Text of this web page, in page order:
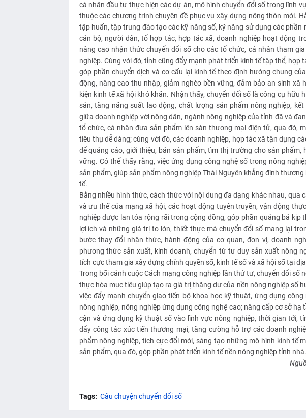
cá nhân đầu tư thực hiện các dự án, mô hình chuyển đổi số trong lĩnh
thuộc các chương trình chuyên đề phục vụ xây dựng nông thôn mới.
tập huấn, tập trung đào tạo các kỹ năng số, kỹ năng sử dụng các
cán bộ, người dân, tổ hợp tác, hợp tác xã, doanh nghiệp hoạt động
nâng cao nhận thức chuyển đổi số cho các tổ chức, cá nhân tham
nghiệp. Cùng với đó, tỉnh cũng đẩy mạnh phát triển kinh tế tập thể, hợp
góp phần chuyển dịch và cơ cấu lại kinh tế theo định hướng chung
động, nâng cao thu nhập, giảm nghèo bền vững, đảm bảo an sinh xã
kiện kinh tế xã hội khó khăn. Nhận thấy, chuyển đổi số là công cụ hữu
sản, tăng năng suất lao động, chất lượng sản phẩm nông nghiệp,
giữa doanh nghiệp với nông dân, ngành nông nghiệp của tỉnh đã và
tổ chức, cá nhân đưa sản phẩm lên sàn thương mại điện tử, qua đó,
tiêu thụ dễ dàng; cùng với đó, các doanh nghiệp, hợp tác xã tận dụng
để quảng cáo, giới thiệu, bán sản phẩm, tìm thị trường cho sản phẩm,
vững. Có thể thấy rằng, việc ứng dụng công nghệ số trong nông
sản phẩm, giúp sản phẩm nông nghiệp Thái Nguyên khẳng định
tế.
Bằng nhiều hình thức, cách thức với nội dung đa dạng khác nhau, qua
và ưu thế của mạng xã hội, các hoạt động tuyên truyền, vận động
nghiệp được lan tỏa rộng rãi trong cộng đồng, góp phần quảng bá kịp
lợi ích và những giá trị to lớn, thiết thực mà chuyển đổi số mang lại
bước thay đổi nhận thức, hành động của cơ quan, đơn vị, doanh
phương thức sản xuất, kinh doanh, chuyển từ tư duy sản xuất nông
tích cực tham gia xây dựng chính quyền số, kinh tế số và xã hội số tại
Trong bối cảnh cuộc Cách mạng công nghiệp lần thứ tư, chuyển đổi số
thực hóa mục tiêu giúp tạo ra giá trị thặng dư của nền nông nghiệp số
việc đẩy mạnh chuyển giao tiến bộ khoa học kỹ thuật, ứng dụng
nông nghiệp, nông nghiệp ứng dụng công nghệ cao; nâng cấp cơ sở hạ
cận và ứng dụng kỹ thuật số vào lĩnh vực nông nghiệp, thời gian tới,
đẩy công tác xúc tiến thương mại, tăng cường hỗ trợ các doanh
phẩm nông nghiệp, tích cực đổi mới, sáng tạo những mô hình kinh tế
sản phẩm, qua đó, góp phần phát triển kinh tế nền nông nghiệp tỉnh nhà.
Tags: Câu chuyện chuyển đổi số